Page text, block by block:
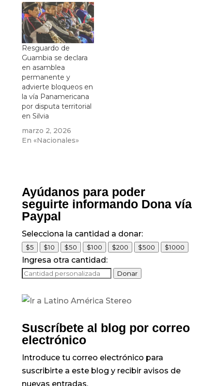
Resguardo de
Guambia se declara
en asamblea
permanente y
advierte bloqueos en
la vía Panamericana
por disputa territorial
en Silvia
marzo 2, 2026
En «Nacionales»
Ayúdanos para poder
seguirte informando Dona vía
Paypal
Selecciona la cantidad a donar:
$5 $10 $50 $100 $200 $500 $1000
Ingresa otra cantidad:
Donar
Suscríbete al blog por correo
electrónico
Introduce tu correo electrónico para
suscribirte a este blog y recibir avisos de
nuevas entradas.